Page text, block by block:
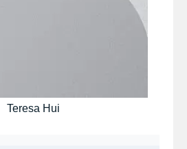
Teresa Hui